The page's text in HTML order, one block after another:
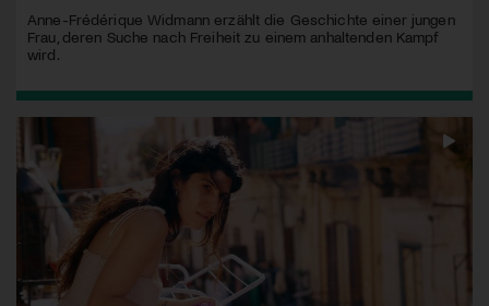
Anne-Frédérique Widmann erzählt die Geschichte einer jungen
Frau, deren Suche nach Freiheit zu einem anhaltenden Kampf
wird.